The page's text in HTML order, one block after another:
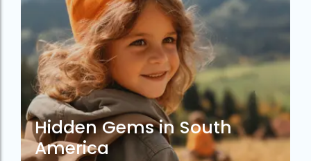
Hidden Gems in South
America